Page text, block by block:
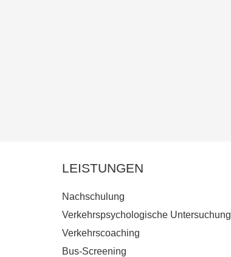
LEISTUNGEN
Nachschulung
Verkehrspsychologische Untersuchung
Verkehrscoaching
Bus-Screening